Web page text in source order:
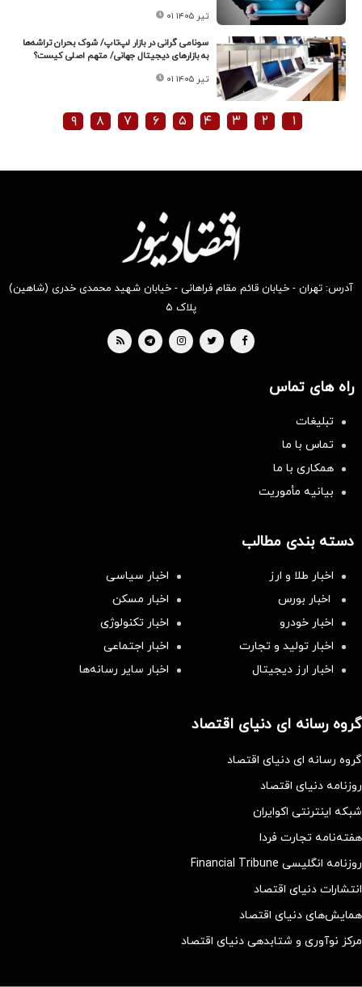
۰۱ تیر ۱۴۰۵
سونامی گرانی در بازار لپ‌تاپ/ شوک بحران تراشه‌ها
به بازارهای دیجیتال جهانی/ متهم اصلی کیست؟
۰۱ تیر ۱۴۰۵
۱ ۲ ۳ ۴ ۵ ۶ ۷ ۸ ۹
آدرس: تهران - خیابان قائم مقام فراهانی - خیابان شهید محمدی خدری (شاهین)
پلاک ۵
راه های تماس
تبلیغات
تماس با ما
همکاری با ما
بیانیه مأموریت
دسته بندی مطالب
اخبار طلا و ارز
اخبار سیاسی
اخبار بورس
اخبار مسکن
اخبار خودرو
اخبار تکنولوژی
اخبار تولید و تجارت
اخبار اجتماعی
اخبار ارز دیجیتال
اخبار سایر رسانه‌‌ها
گروه رسانه ای دنیای اقتصاد
گروه رسانه ای دنیای اقتصاد
روزنامه دنیای اقتصاد
شبکه اینترنتی اکوایران
هفته‌نامه تجارت فردا
روزنامه انگلیسی Financial Tribune
انتشارات دنیای اقتصاد
همایش‌های دنیای اقتصاد
مرکز نوآوری و شتابدهی دنیای اقتصاد